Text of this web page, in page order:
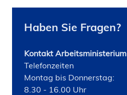
Haben Sie Fragen?
Kontakt Arbeitsministerium
Telefonzeiten
Montag bis Donnerstag:
8.30 - 16.00 Uhr